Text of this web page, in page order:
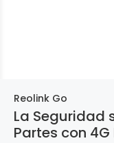
Reolink Go
La Seguridad
Partes con 4G